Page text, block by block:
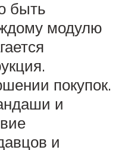
быть
модулю
покупок.
и
и